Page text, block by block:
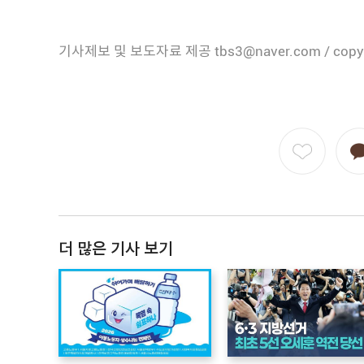
기사제보 및 보도자료 제공 tbs3@naver.com /
더 많은 기사 보기